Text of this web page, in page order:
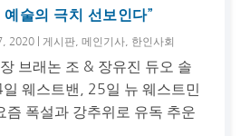
술의 극치 선보인다”
2020 게시판 ,메인기사 한인사회
브래논 조 & 장유진 듀오 솔
웨스트밴, 25일 뉴 웨스트민
폭설과 강추위로 유독 추운